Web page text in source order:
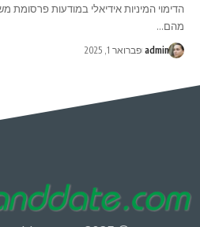
הדימוי המיניות אידיאלי במודעות פרסומת
מהם…
admin פברואר 1, 2025